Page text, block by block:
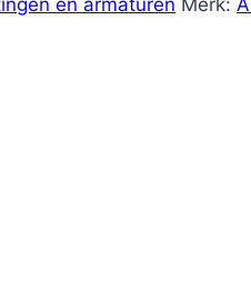
en armaturen Merk: